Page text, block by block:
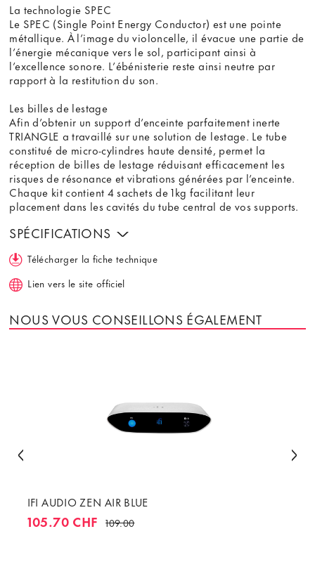
La technologie SPEC
Le SPEC (Single Point Energy Conductor) est une pointe
métallique. À l’image du violoncelle, il évacue une partie de
l’énergie mécanique vers le sol, participant ainsi à
l’excellence sonore. L’ébénisterie reste ainsi neutre par
rapport à la restitution du son.
Les billes de lestage
Afin d’obtenir un support d’enceinte parfaitement inerte
TRIANGLE a travaillé sur une solution de lestage. Le tube
constitué de micro-cylindres haute densité, permet la
réception de billes de lestage réduisant efficacement les
risques de résonance et vibrations générées par l’enceinte.
Chaque kit contient 4 sachets de 1kg facilitant leur
placement dans les cavités du tube central de vos supports.
SPÉCIFICATIONS
Télécharger la fiche technique
Lien vers le site officiel
NOUS VOUS CONSEILLONS ÉGALEMENT
IFI AUDIO ZEN AIR BLUE
105.70 CHF 109.00